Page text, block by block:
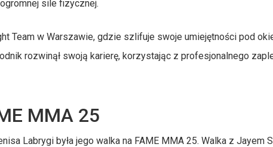
sile fizycznej.
Team w Warszawie, gdzie szlifuje swoje umiejętności pod
rozwinął swoją karierę, korzystając z profesjonalnego
MMA 25
Labrygi była jego walka na FAME MMA 25. Walka z Jayem